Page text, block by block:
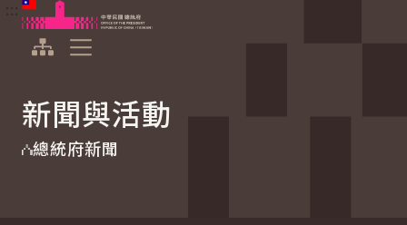
跳到主要內容
中華民國總統府
新聞與活動
總統府新聞